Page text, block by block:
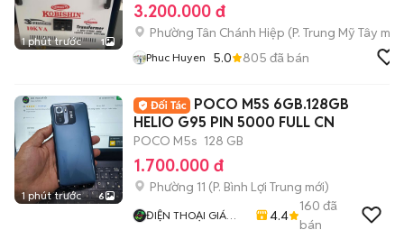
1 phút trước 1
3.200.000 đ
Phường Tân Chánh Hiệp (P. Trung Mỹ Tây mới)
Phuc Huyen 5.0 805 đã bán
1 phút trước 6
POCO M5S 6GB.128GB
HELIO G95 PIN 5000 FULL CN
POCO M5s 128 GB
1.700.000 đ
Phường 11 (P. Bình Lợi Trung mới)
ĐIỆN THOẠI GIÁ
4.4
160 đã
bán